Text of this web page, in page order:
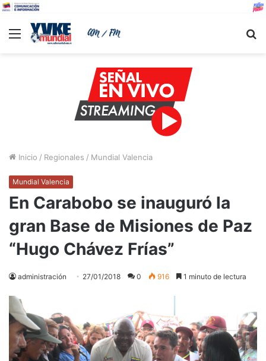
Menu
Inicio / Regionales / Mundial Valencia
Mundial Valencia
En Carabobo se inauguró la
gran Base de Misiones de Paz
“Hugo Chávez Frías”
administración 27/01/2018 0 916 1 minuto de lectura